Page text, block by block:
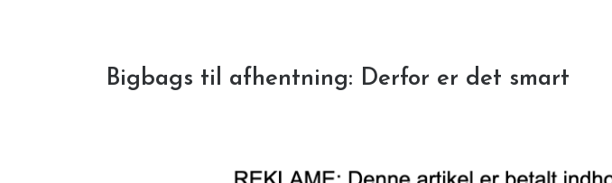
Bigbags til afhentning: Derfor er det smart